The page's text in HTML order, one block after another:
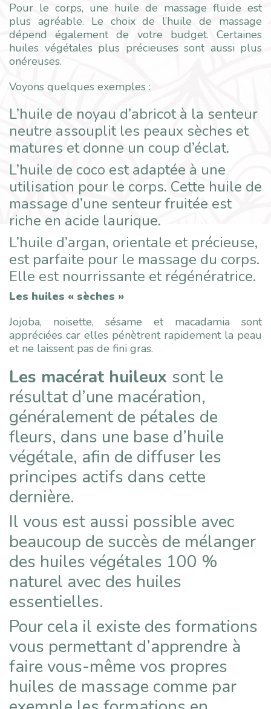
Pour le corps, une huile de massage fluide est
plus agréable. Le choix de l’huile de massage
dépend également de votre budget. Certaines
huiles végétales plus précieuses sont aussi plus
onéreuses.
Voyons quelques exemples :
L’huile de noyau d’abricot à la senteur
neutre assouplit les peaux sèches et
matures et donne un coup d’éclat.
L’huile de coco est adaptée à une
utilisation pour le corps. Cette huile de
massage d’une senteur fruitée est
riche en acide laurique.
L’huile d’argan, orientale et précieuse,
est parfaite pour le massage du corps.
Elle est nourrissante et régénératrice.
Les huiles « sèches »
Jojoba, noisette, sésame et macadamia sont
appréciées car elles pénètrent rapidement la peau
et ne laissent pas de fini gras.
Les macérat huileux sont le
résultat d’une macération,
généralement de pétales de
fleurs, dans une base d’huile
végétale, afin de diffuser les
principes actifs dans cette
dernière.
Il vous est aussi possible avec
beaucoup de succès de mélanger
des huiles végétales 100 %
naturel avec des huiles
essentielles.
Pour cela il existe des formations
vous permettant d’apprendre à
faire vous-même vos propres
huiles de massage comme par